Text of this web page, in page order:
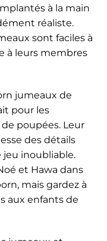
à la main
réaliste.
sont faciles à
à leurs membres
jumeaux de
pour les
poupées. Leur
des détails
inoubliable.
et Hawa dans
mais gardez à
aux enfants de